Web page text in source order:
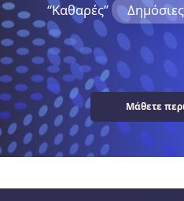
“Kαθαρές”
Μάθετε